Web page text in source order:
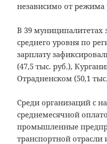
независимо от режима
В 39 муниципалитетах
среднего уровня по
зарплату
(47,5 тыс. руб.),
Отрадненском (50,1
Среди организаций с
среднемесячной
промышленные
транспортной отрасли